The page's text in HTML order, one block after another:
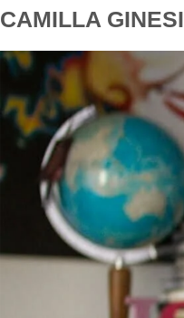
CAMILLA GINESI